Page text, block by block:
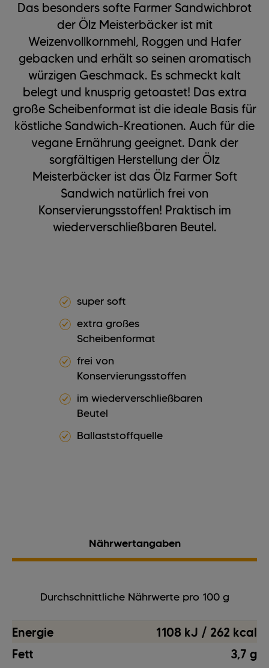
Das besonders softe Farmer Sandwichbrot
der Ölz Meisterbäcker ist mit
Weizenvollkornmehl, Roggen und Hafer
gebacken und erhält so seinen aromatisch
würzigen Geschmack. Es schmeckt kalt
belegt und knusprig getoastet! Das extra
große Scheibenformat ist die ideale Basis für
köstliche Sandwich-Kreationen. Auch für die
vegane Ernährung geeignet. Dank der
sorgfältigen Herstellung der Ölz
Meisterbäcker ist das Ölz Farmer Soft
Sandwich natürlich frei von
Konservierungsstoffen! Praktisch im
wiederverschließbaren Beutel.
super soft
extra großes
Scheibenformat
frei von
Konservierungsstoffen
im wiederverschließbaren
Beutel
Ballaststoffquelle
Nährwertangaben
Durchschnittliche Nährwerte pro 100 g
Energie
1108 kJ / 262 kcal
Fett
3,7 g